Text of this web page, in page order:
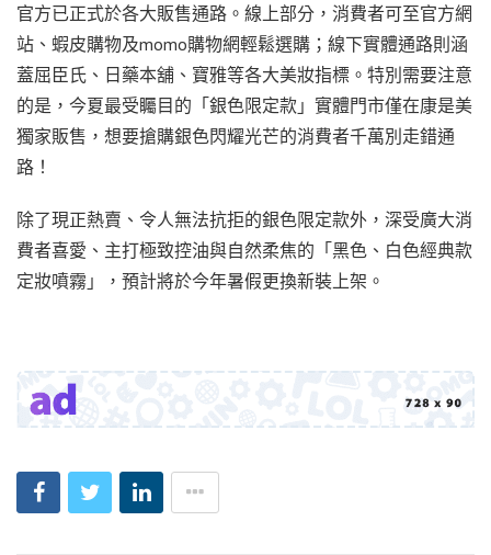
官方已正式於各大販售通路。線上部分，消費者可至官方網
站、蝦皮購物及momo購物網輕鬆選購；線下實體通路則涵
蓋屈臣氏、日藥本舖、寶雅等各大美妝指標。特別需要注意
的是，今夏最受矚目的「銀色限定款」實體門市僅在康是美
獨家販售，想要搶購銀色閃耀光芒的消費者千萬別走錯通
路！
除了現正熱賣、令人無法抗拒的銀色限定款外，深受廣大消
費者喜愛、主打極致控油與自然柔焦的「黑色、白色經典款
定妝噴霧」，預計將於今年暑假更換新裝上架。